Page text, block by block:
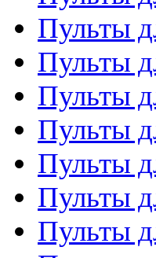
Пульты
Пульты
Пульты
Пульты
Пульты
Пульты
Пульты